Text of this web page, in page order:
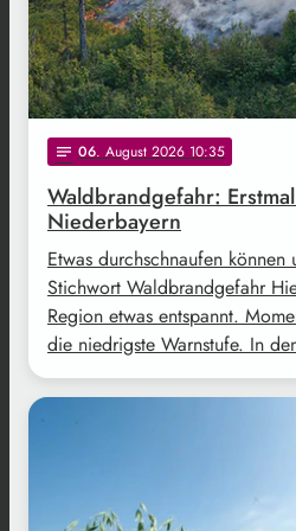
notes 06. August 2026 10:35
Waldbrandgefahr:
Niederbayern
Etwas durchschnaufen können
Stichwort Waldbrandgefahr
Region etwas entspannt.
die niedrigste Warnstufe. In